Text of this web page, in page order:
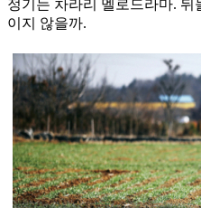
정기는 차라리 멜로드라마.
이지 않을까.